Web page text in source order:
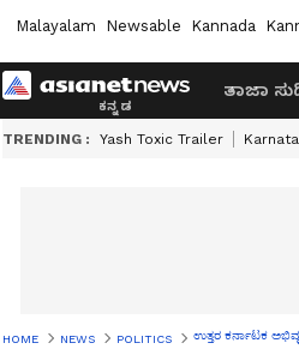
Malayalam Newsable Kannada
ತಾಜಾ
TRENDING : Yash Toxic Trailer
HOME NEWS POLITICS ಉತ್ತರ ಕರ್ನಾಟಕ